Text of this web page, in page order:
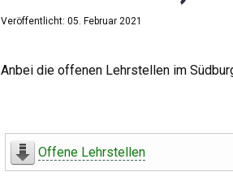
Veröffentlicht: 05. Februar 2021
Anbei die offenen Lehrstellen im
Offene Lehrstellen